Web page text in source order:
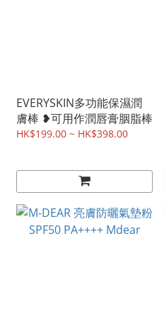
EVERYSKIN多功能保濕潤
膚棒 ❥可用作潤唇膏胭脂棒
HK$199.00 ~ HK$398.00